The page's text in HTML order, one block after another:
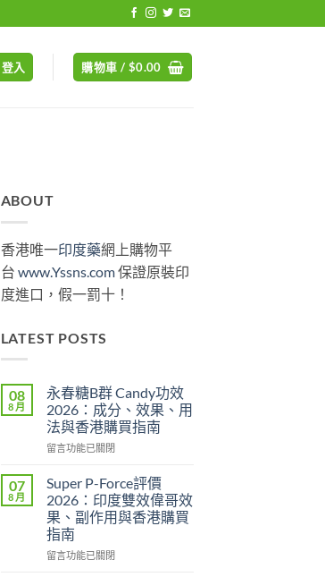
登入 購物車 / $0.00
ABOUT
香港唯一印度藥網上購物平
台 www.Yssns.com保證原裝印
度進口，假一罰十！
LATEST POSTS
08
8 月
永春糖B群 Candy功效
2026：成分、效果、用
法與香港購買指南
在
春
B
群
Candy
功
留言功能已關閉
07
8 月
Super P-Force評價
2026：印度雙效偉哥效
果、副作用與香港購買
指南
在
留言功能已關閉